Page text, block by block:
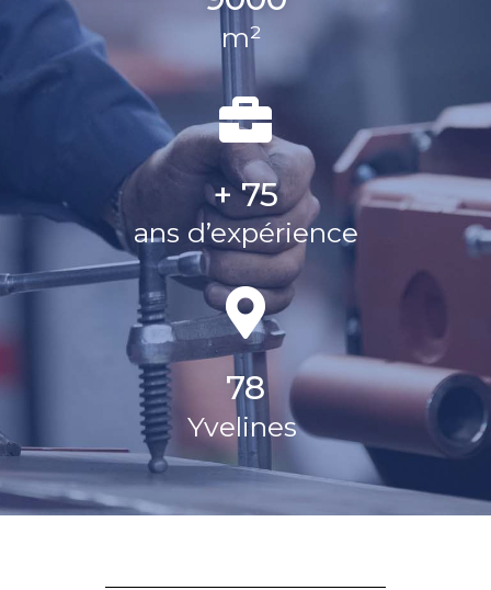
m²
+ 75
ans d’expérience
78
Yvelines